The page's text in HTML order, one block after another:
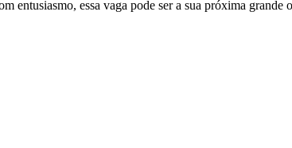
entusiasmo, essa vaga pode ser a sua próxima grande